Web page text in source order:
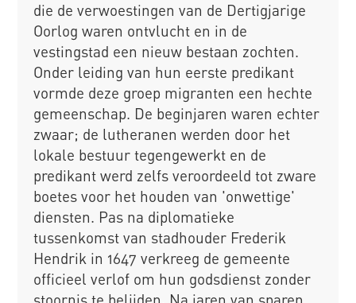
die de verwoestingen van de Dertigjarige
Oorlog waren ontvlucht en in de
vestingstad een nieuw bestaan zochten.
Onder leiding van hun eerste predikant
vormde deze groep migranten een hechte
gemeenschap. De beginjaren waren echter
zwaar; de lutheranen werden door het
lokale bestuur tegengewerkt en de
predikant werd zelfs veroordeeld tot zware
boetes voor het houden van 'onwettige'
diensten. Pas na diplomatieke
tussenkomst van stadhouder Frederik
Hendrik in 1647 verkreeg de gemeente
officieel verlof om hun godsdienst zonder